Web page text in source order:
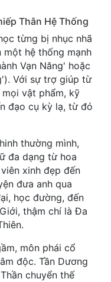
Thân Hệ Thống
từng bị nhục nhã
hệ thống mạnh
Vạn Năng' hoặc
Với sự trợ giúp từ
vật phẩm, kỹ
đạo cụ kỳ lạ, từ đó
thường mình,
đa dạng từ hoa
xinh đẹp đến
đưa anh qua
học đường, đến
thậm chí là Đa
môn phái cổ
độc. Tần Dương
chuyển thế